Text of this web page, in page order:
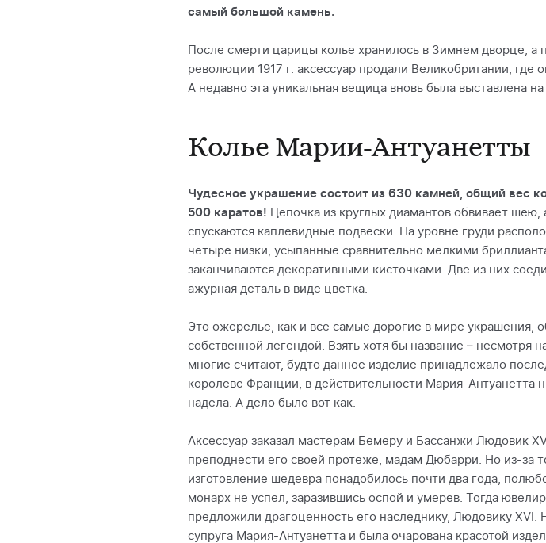
самый большой камень.
После смерти царицы колье хранилось в Зимнем дворце, а
революции 1917 г. аксессуар продали Великобритании,
А недавно эта уникальная вещица вновь была выставлена
Колье Марии-Антуанетты
Чудесное украшение состоит из 630 камней, общий вес
500 каратов! Цепочка из круглых диамантов обвивает шею,
спускаются каплевидные подвески. На уровне груди
четыре низки, усыпанные сравнительно мелкими
заканчиваются декоративными кисточками. Две из них
ажурная деталь в виде цветка.
Это ожерелье, как и все самые дорогие в мире украшения,
собственной легендой. Взять хотя бы название – несмотря
многие считают, будто данное изделие принадлежало
королеве Франции, в действительности Мария-Антуанетта
надела. А дело было вот как.
Аксессуар заказал мастерам Бемеру и Бассанжи Людовик
преподнести его своей протеже, мадам Дюбарри. Но из-за
изготовление шедевра понадобилось почти два года,
монарх не успел, заразившись оспой и умерев. Тогда
предложили драгоценность его наследнику, Людовику XVI.
супруга Мария-Антуанетта и была очарована красотой